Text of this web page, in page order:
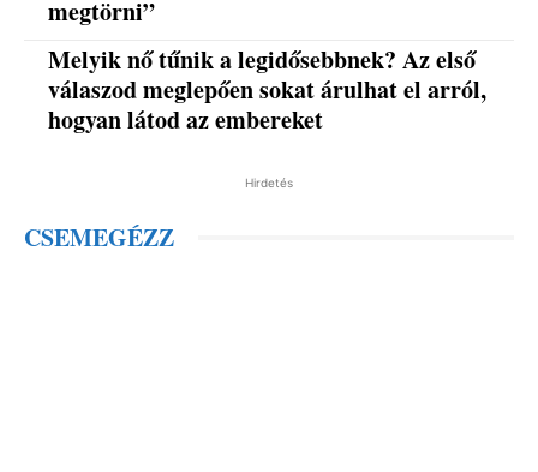
megtörni”
Melyik nő tűnik a legidősebbnek? Az első
válaszod meglepően sokat árulhat el arról,
hogyan látod az embereket
Hirdetés
CSEMEGÉZZ